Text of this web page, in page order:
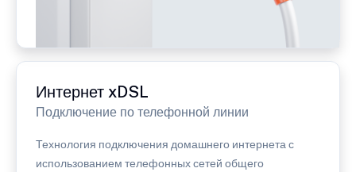
Интернет xDSL
Подключение по телефонной линии
Технология подключения домашнего интернета с
использованием телефонных сетей общего